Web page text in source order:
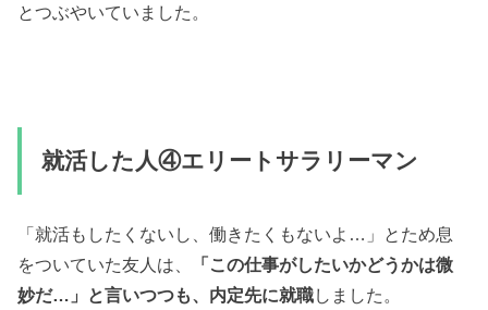
とつぶやいていました。
就活した人④エリートサラリーマン
「就活もしたくないし、働きたくもないよ…」とため息
をついていた友人は、
「この仕事がしたいかどうかは微
妙だ…」と言いつつも、内定先に就職しました。